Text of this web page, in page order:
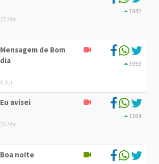
27 Abr
1942
Mensagem de Bom
dia
8 Jul
3959
Eu avisei
26 Abr
1364
Boa noite